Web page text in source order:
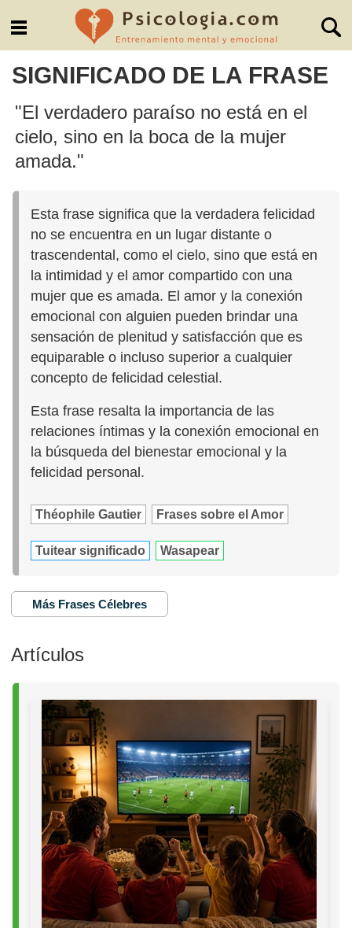
SIGNIFICADO DE LA FRASE
"El verdadero paraíso no está en el
cielo, sino en la boca de la mujer
amada."
Esta frase significa que la verdadera felicidad
no se encuentra en un lugar distante o
trascendental, como el cielo, sino que está en
la intimidad y el amor compartido con una
mujer que es amada. El amor y la conexión
emocional con alguien pueden brindar una
sensación de plenitud y satisfacción que es
equiparable o incluso superior a cualquier
concepto de felicidad celestial.
Esta frase resalta la importancia de las
relaciones íntimas y la conexión emocional en
la búsqueda del bienestar emocional y la
felicidad personal.
Théophile Gautier Frases sobre el Amor
Tuitear significado Wasapear
Más Frases Célebres
Artículos